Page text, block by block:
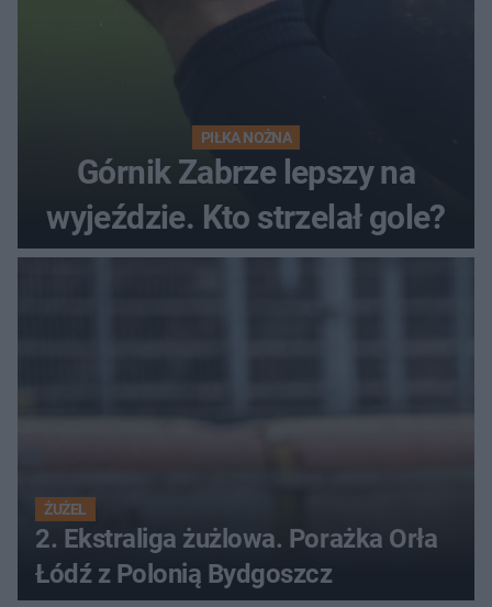
PIŁKA NOŻNA
Górnik Zabrze lepszy na
wyjeździe. Kto strzelał gole?
ŻUŻEL
2. Ekstraliga żużlowa. Porażka Orła
Łódź z Polonią Bydgoszcz